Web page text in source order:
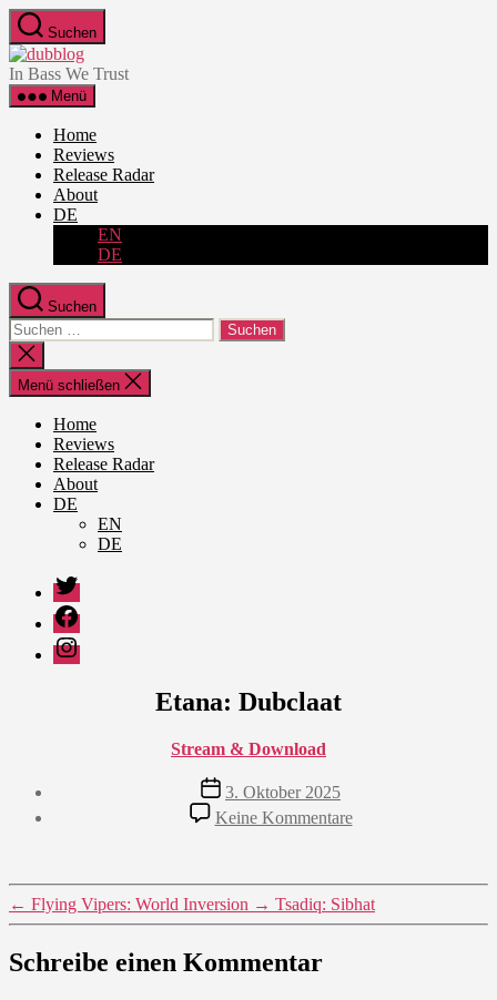
Zum
Inhalt
springen
Suchen
dubblog
In Bass We Trust
Menü
Home
Reviews
Release Radar
About
DE
EN
DE
Suchen
Suche
nach:
Suche
schließen
Menü schließen
Home
Reviews
Release Radar
About
DE
EN
DE
Twitter
Facebook
Instagram
Etana: Dubclaat
Stream & Download
Veröffentlichungsdatum
3. Oktober 2025
Keine Kommentarezu
Etana:
← Flying Vipers: World Inversion → Tsadiq: Sibhat
Schreibe einen Kommentar